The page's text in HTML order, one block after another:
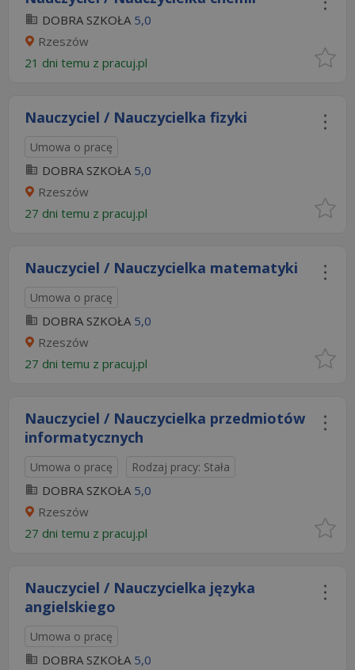
DOBRA SZKOŁA 5,0
Rzeszów
21 dni temu z pracuj.pl
Nauczyciel / Nauczycielka fizyki
Umowa o pracę
DOBRA SZKOŁA 5,0
Rzeszów
27 dni temu z pracuj.pl
Nauczyciel / Nauczycielka matematyki
Umowa o pracę
DOBRA SZKOŁA 5,0
Rzeszów
27 dni temu z pracuj.pl
Nauczyciel / Nauczycielka przedmiotów
informatycznych
Umowa o pracę Rodzaj pracy: Stała
DOBRA SZKOŁA 5,0
Rzeszów
27 dni temu z pracuj.pl
Nauczyciel / Nauczycielka języka
angielskiego
Umowa o pracę
DOBRA SZKOŁA 5,0